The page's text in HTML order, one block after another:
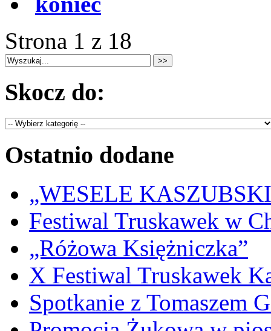
Strona 1 z 18
Skocz do:
Ostatnio dodane
„WESELE
Festiwal Truskawek w
„Różowa Księżniczka”
X Festiwal Truskawek
Spotkanie z Tomaszem